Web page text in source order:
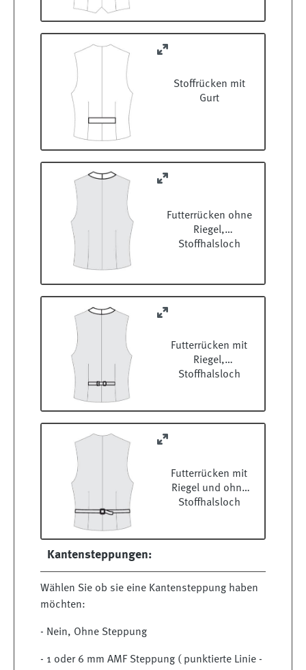
Stoffrücken mit
Gurt
Futterrücken ohne
Riegel,
Stoffhalsloch
Futterrücken mit
Riegel,
Stoffhalsloch
Futterrücken mit
Riegel und ohne
Stoffhalsloch
Kantensteppungen:
Wählen Sie ob sie eine Kantensteppung haben
möchten:
- Nein, Ohne Steppung
- 1 oder 6 mm AMF Steppung ( punktierte Linie -